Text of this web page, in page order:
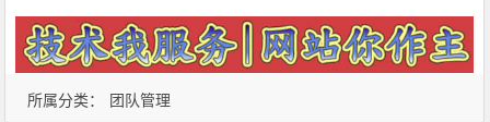
所属分类： 团队管理